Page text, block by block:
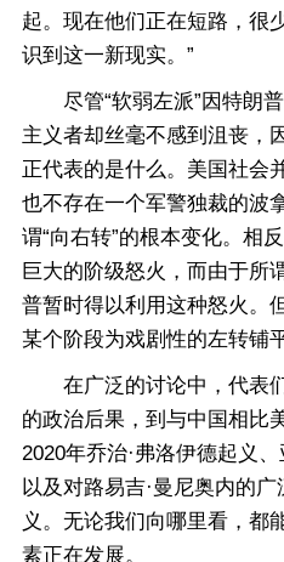
起。现在他们正在短路，很
识到这一新现实。”
尽管“软弱左派”因特朗普
主义者却丝毫不感到沮丧，
正代表的是什么。美国社会
也不存在一个军警独裁的波
谓“向右转”的根本变化。相
巨大的阶级怒火，而由于所
普暂时得以利用这种怒火。
某个阶段为戏剧性的左转铺
在广泛的讨论中，代表
的政治后果，到与中国相比
2020年乔治·弗洛伊德起义、
以及对路易吉·曼尼奥内的
义。无论我们向哪里看，都
素正在发展。